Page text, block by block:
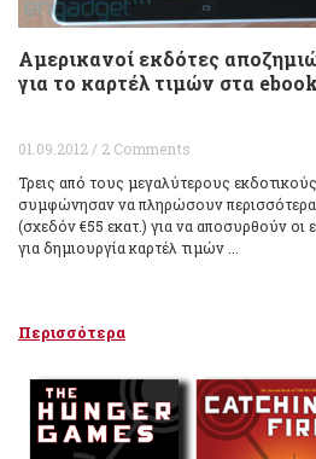
Αμερικανοί εκδότες
για το καρτέλ τιμών στα
01.09.2012 / 2 Comments
Τρεις από τους μεγαλύτερους
συμφώνησαν να πληρώσουν περισσότερα
(σχεδόν €55 εκατ.) για να αποσυρθούν οι
για δημιουργία καρτέλ τιμών ...
Περισσότερα